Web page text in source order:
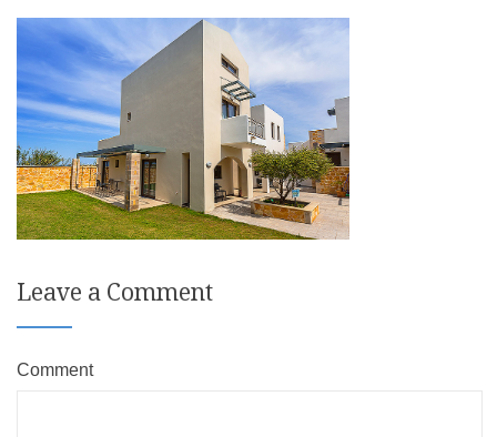
Leave a Comment
Comment